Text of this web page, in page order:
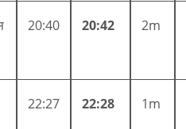
20:40 20:42 2m
22:27 22:28 1m